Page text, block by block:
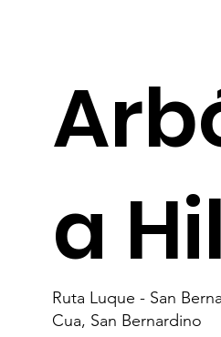
a
Ruta Luque - San
Cua, San Bernardino